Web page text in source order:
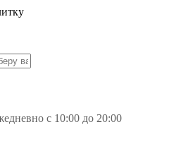
с 10:00 до 20:00